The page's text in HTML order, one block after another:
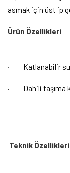
asmak için üst ip
Ürün Özellikleri
· Katlanabilir
· Dahili taşıma
Teknik Özellikleri